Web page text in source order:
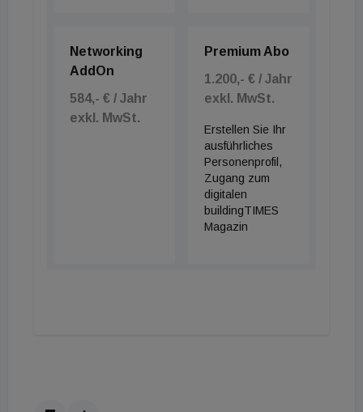
Networking
AddOn
584,- € / Jahr
exkl. MwSt.
Premium Abo
1.200,- € / Jahr
exkl. MwSt.
Erstellen Sie Ihr
ausführliches
Personenprofil,
Zugang zum
digitalen
buildingTIMES
Magazin